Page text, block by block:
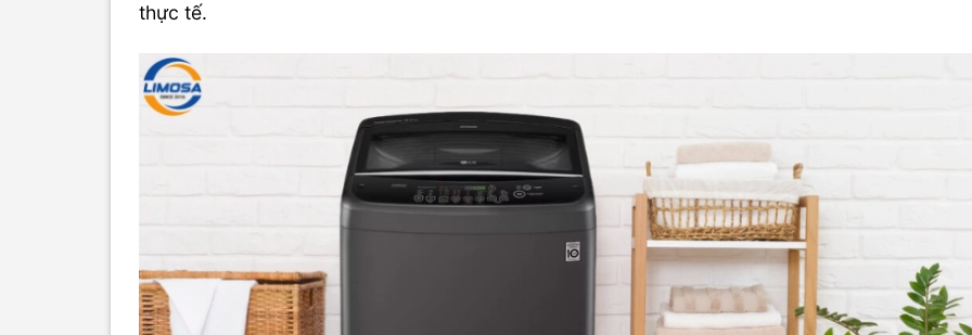
thực tế.